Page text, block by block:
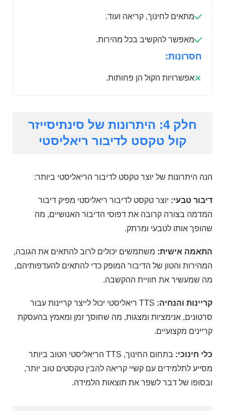
מתאים לחינוך, קריאה ועוד.
מאפשר להקשיב בכל מהירות.
חסרונות:
אפשרויות הקול הן פחותות.
חלק 4: היתרונות של סינתיסייזר
קול טקסט לדיבור ריאליסטי
הנה היתרונות של יוצר טקסט לדיבור הריאליסטי ביותר:
דיבור טבעי: יוצר טקסט לדיבור ריאליסטי מפיק דיבור
המדמה בצורה קרובה את דפוסי הדיבור האנושיים, מה
שהופך אותו לטבעי ומרתק.
התאמה אישית: משתמשים יכולים לרוב להתאים את הגובה,
המהירות והטון של הדיבור המופק כדי להתאים להעדפותיהם,
מה שמעשיר את חוויית ההקשבה.
קריינות והנחיה:
TTS ריאליסטי יכול לייצר קריינות עבור
סרטונים, אנימציות ומצגות, מה שחוסך זמן ומאמץ בהעסקת
קריינים מקצועיים.
כלי חינוכי:
בתחום החינוך, TTS הריאליסטי הטוב ביותר
מסייע לתלמידים עם קשיי קריאה להבין טקסטים טוב יותר,
ובסופו של דבר לשפר את תוצאות הלמידה.